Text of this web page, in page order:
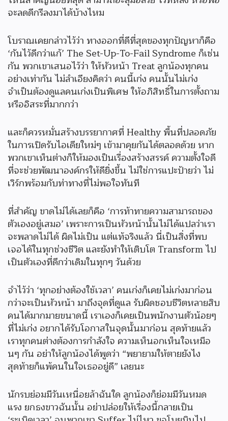
จะลดดีกรีลงมาได้บ้างไหม
โบราณเคยกล่าวไว้ว่า ทางออกที่ดีที่สุดของทุกปัญหาก็คือ
‘กันไว้ดีกว่าแก้’ The Set-Up-To-Fail Syndrome ก็เช่น
กัน พวกเขาเสนอไว้ว่า ให้หัวหน้า Treat ลูกน้องทุกคน
อย่างเท่ากัน ไม่ลำเอียงคิดว่า คนนี้เก่ง คนนั้นไม่เก่ง
จำเป็นต้องดูแลคนเก่งเป็นพิเศษ ให้อภิสิทธิ์ในการตั้งถาม
หรืออิสระที่มากกว่า
และก็ควรหมั่นสร้างบรรยากาศที่ Healthy พื้นที่ปลอดภัย
ในการเปิดรับไอเดียใหม่ๆ เข้ามาคุยกันได้ตลอดด้วย หาก
พวกเขาเห็นต่างก็ให้มองเป็นเรื่องสร้างสรรค์ ความตั้งใจดี
ที่จะช่วยพัฒนาองค์กรให้ดียิ่งขึ้น ไม่ใช่การแปะป้ายว่า ไม่
เวิร์กพร้อมกับท่าทางที่ไม่พอใจทันที
ที่สำคัญ ขาดไม่ได้เลยก็คือ ‘การท้าทายความสามารถของ
ตัวเองอยู่เสมอ’ เพราะการเป็นหัวหน้านั้นไม่ได้แปลว่าเรา
จะพลาดไม่ได้ ผิดไม่เป็น แต่แท้จริงแล้ว นี่เป็นสิ่งที่พบ
เจอได้ในทุกช่วงชีวิต และยังทำให้เติบโต Transform ไป
เป็นตัวเองที่ดีกว่าเดิมในทุกๆ วันด้วย
จำไว้ว่า ‘ทุกอย่างต้องใช้เวลา’ คนเก่งก็เคยไม่เก่งมาก่อน
กว่าจะเป็นหัวหน้า มาถึงจุดที่ดูแล รับผิดชอบชีวิตหลายสิบ
คนได้มากมายขนาดนี้ เราเองก็เคยเป็นพนักงานตัวน้อยๆ
ที่ไม่เก่ง อยากได้รับโอกาสในจุดนั้นมาก่อน สุดท้ายแล้ว
เราทุกคนต่างต้องการกำลังใจ ความเห็นอกเห็นใจเหมือ
นๆ กัน อย่าให้ลูกน้องได้พูดว่า “พยายามให้ตายยังไง
สุดท้ายก็แพ้คนในใจเธออยู่ดี” เลยนะ
นักรบย่อมมีวันเหนื่อยล้าฉันใด ลูกน้องก็ย่อมมีวันหมด
แรง ยกธงขาวฉันนั้น อย่าปล่อยให้เรื่องนี้กลายเป็น